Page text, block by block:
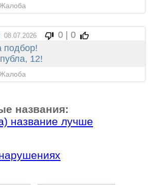
Жалоба
08.07.2026
0 | 0
подбор!
12!
Жалоба
названия:
название лучше